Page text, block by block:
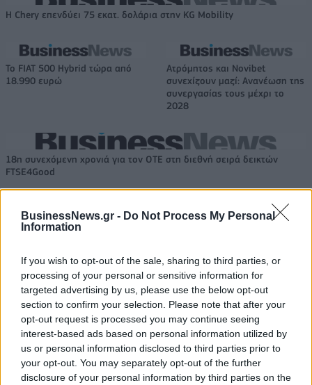
BusinessNews.gr - Do Not Process My Personal
Information
If you wish to opt-out of the sale, sharing to third parties, or
processing of your personal or sensitive information for
targeted advertising by us, please use the below opt-out
section to confirm your selection. Please note that after your
opt-out request is processed you may continue seeing
interest-based ads based on personal information utilized by
us or personal information disclosed to third parties prior to
your opt-out. You may separately opt-out of the further
disclosure of your personal information by third parties on the
Η Chery επενδύει 75 εκατ. δολάρια στην KG Mobility
Το FIAT 500 Hybrid τώρα από
18.990 ευρώ
Ατρόμητος και Novibet
συνεχίζουν μαζί: Ανανέωση της
συνεργασίας τους μέχρι το
2028
18η συνεχόμενη χρονιά για τον ΟΤΕ στη διεθνή σειρά δεικτών
FTSE4Good
Alpha Bank: Για πρώτη φορά το Αρχαίο Θέατρο Επιδαύρου άνοιξε τις
ΠΕΡΙΣΣΌΤΕΡΑ ΣΕ ΑΥΤΉ ΤΗΝ ΚΑΤΗΓΟΡΊΑ